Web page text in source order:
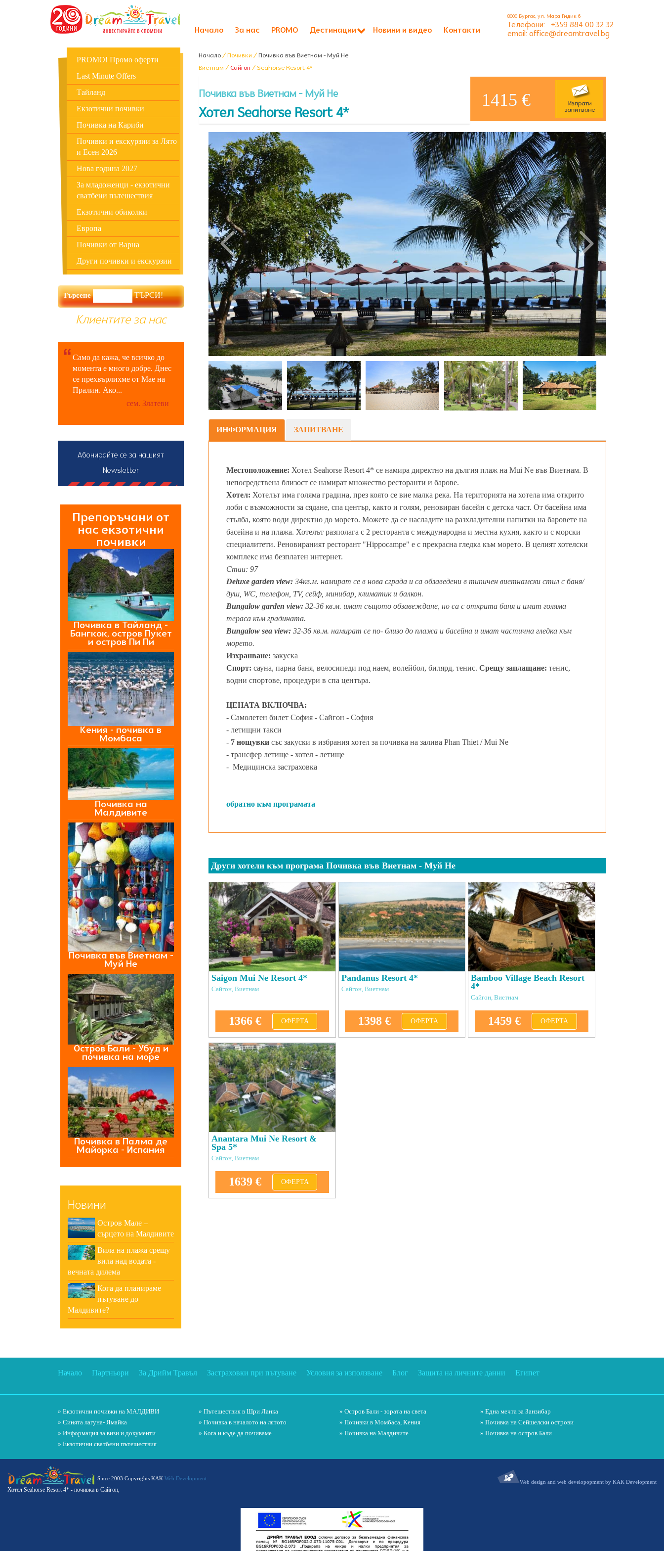
Начало За нас PROMO Дестинации Новини и видео Контакти
8000 Бургас, ул. Мара Гидик 6
Телефони: +359 884 00 32 32
email: office@dreamtravel.bg
PROMO! Промо оферти
Last Minute Offers
Тайланд
Екзотични почивки
Почивка на Кариби
Почивки и екскурзии за Лято
и Есен 2026
Нова година 2027
За младоженци - екзотични
сватбени пътешествия
Екзотични обиколки
Европа
Почивки от Варна
Други почивки и екскурзии
Търсене
Клиентите за нас
Само да кажа, че всичко до
момента е много добре. Днес
се прехвърлихме от Мае на
Пралин. Ако...
сем. Златеви
Абонирайте се за нашият
Newsletter
Препоръчани от
нас екзотични
почивки
Почивка в Тайланд -
Бангкок, остров Пукет
и остров Пи Пи
Кения - почивка в
Момбаса
Почивка на
Малдивите
Почивка във Виетнам -
Муй Не
Остров Бали - Убуд и
почивка на море
Почивка в Палма де
Майорка - Испания
Новини
Остров Мале –
сърцето на Малдивите
Вила на плажа срещу
вила над водата -
вечната дилема
Кога да планираме
пътуване до
Малдивите?
Начало/ Почивки /Почивка във Виетнам - Муй Не
Виетнам /Сайгон / Seahorse Resort 4*
Почивка във Виетнам - Муй Не
Хотел Seahorse Resort 4*
1415 €
ИНФОРМАЦИЯ ЗАПИТВАНЕ
Местоположение: Хотел Seahorse Resort 4* се намира директно на дългия плаж на Mui Ne във Виетнам. В
непосредствена близост се намират множество ресторанти и барове.
Хотел: Хотелът има голяма градина, през която се вие малка река. На територията на хотела има открито
лоби с възможности за сядане, спа център, както и голям, реновиран басейн с детска част. От басейна има
стълба, която води директно до морето. Можете да се насладите на разхладителни напитки на баровете на
басейна и на плажа. Хотелът разполага с 2 ресторанта с международна и местна кухня, както и с морски
специалитети. Реновираният ресторант "Hippocampe" e с прекрасна гледка към морето. В целият хотелски
комплекс има безплатен интернет.
Стаи: 97
Deluxe garden view: 34кв.м. намират се в нова сграда и са обзаведени в типичен виетнамски стил с баня/
душ, WC, телефон, TV, сейф, минибар, климатик и балкон.
Bungalow garden view: 32-36 кв.м. имат същото обзавеждане, но са с открита баня и имат голяма
тераса към градината.
Bungalow sea view: 32-36 кв.м. намират се по- близо до плажа и басейна и имат частична гледка към
морето.
Изхранване: закуска
Спорт: сауна, парна баня, велосипеди под наем, волейбол, билярд, тенис. Срещу заплащане: тенис,
водни спортове, процедури в спа центъра.
ЦЕНАТА ВКЛЮЧВА:
- Самолетен билет София - Сайгон - София
- летищни такси
- 7 нощувки със закуски в избрания хотел за почивка на залива Phan Thiet / Mui Ne
- трансфер летище - хотел - летище
- Медицинска застраховка
обратно към програмата
Други хотели към програма Почивка във Виетнам - Муй Не
Saigon Mui Ne Resort 4*
Сайгон, Виетнам
1366 € ОФЕРТА
Pandanus Resort 4*
Сайгон, Виетнам
1398 € ОФЕРТА
Bamboo Village Beach Resort
4*
Сайгон, Виетнам
1459 € ОФЕРТА
Anantara Mui Ne Resort &
Spa 5*
Сайгон, Виетнам
1639 € ОФЕРТА
Начало Партньори За Дрийм Травъл Застраховки при пътуване Условия за използване Блог Защита на личните данни Египет
» Екзотични почивки на МАЛДИВИ » Пътешествия в Шри Ланка » Остров Бали - зората на света
» Една мечта за Занзибар
» Синята лагуна- Ямайка
» Почивка в началото на лятото » Почивки в Момбаса, Кения
» Почивка на Сейшелски острови
» Информация за визи и документи
» Кога и къде да почиваме » Почивка на Малдивите
» Почивка на остров Бали
» Екзотични сватбени пътешествия
Since 2003 Copyrights KAK Web Development
Web design and web developopment by KAK Development
Хотел Seahorse Resort 4* - почивка в Сайгон,